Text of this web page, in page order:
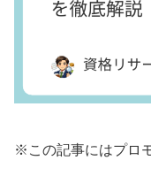
※この記事にはプロ